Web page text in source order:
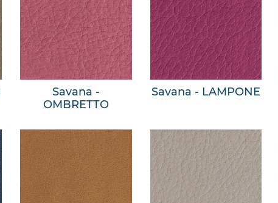
Savana -
OMBRETTO
Savana - LAMPONE